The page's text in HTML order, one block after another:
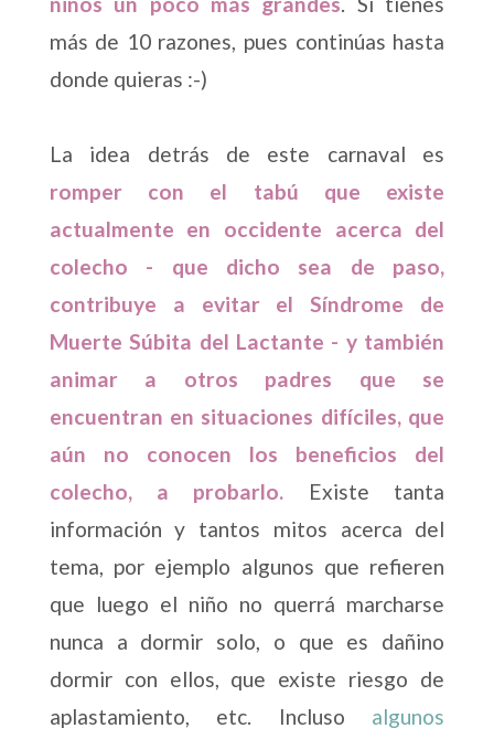
más de 10 razones, pues continúas hasta
donde quieras :-)
La idea detrás de este carnaval es
romper con el tabú que existe
actualmente en occidente acerca del
colecho - que dicho sea de paso,
contribuye a evitar el Síndrome de
Muerte Súbita del Lactante - y también
animar a otros padres que se
encuentran en situaciones difíciles, que
aún no conocen los beneficios del
colecho, a probarlo. Existe tanta
información y tantos mitos acerca del
tema, por ejemplo algunos que refieren
que luego el niño no querrá marcharse
nunca a dormir solo, o que es dañino
dormir con ellos, que existe riesgo de
aplastamiento, etc. Incluso algunos